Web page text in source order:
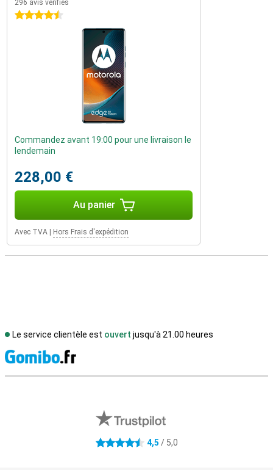
296 avis vérifiés
4.5 étoiles
Commandez avant 19:00 pour une livraison le
lendemain
228,00 €
Au panier
Avec TVA | Hors Frais d'expédition
Le service clientèle est ouvert jusqu'à 21.00 heures
4.5 étoiles 4,5 / 5,0